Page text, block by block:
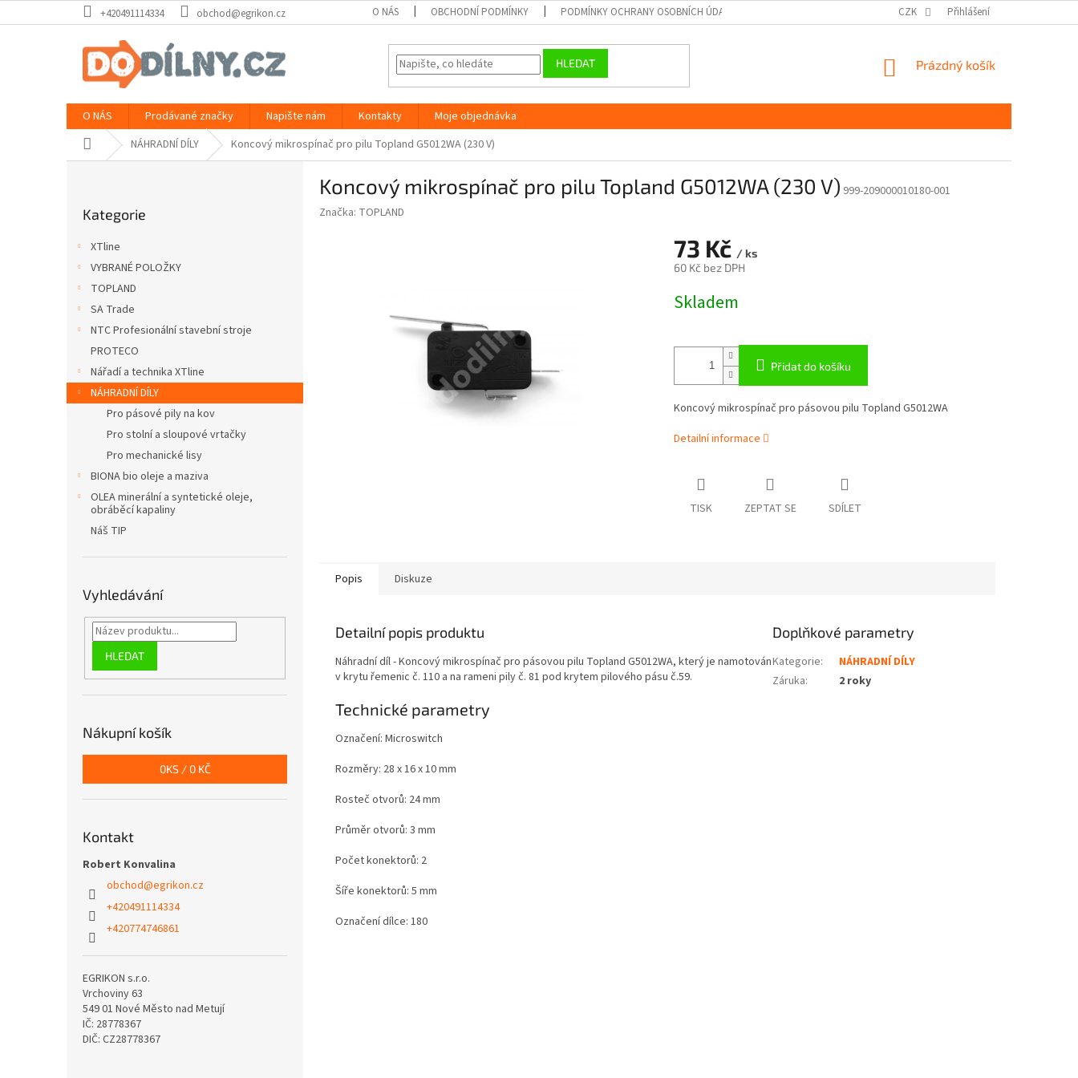
na
+420491114334 obchod@egrikon.cz O NÁS OBCHODNÍ PODMÍNKY PODMÍNKY OCHRANY OSOBNÍCH ÚDAJŮ GDPR CZK Přihlášení
HLEDAT
NÁKUPNÍ
Prázdný košík
O NÁS Prodávané značky Napište nám Kontakty
Moje objednávka
Domů NÁHRADNÍ DÍLY Koncový mikrospínač pro pilu Topland G5012WA (230 V)
e
l
kategorie
Kategorie
XTline
VYBRANÉ POLOŽKY
TOPLAND
SA Trade
NTC Profesionální stavební stroje
PROTECO
Nářadí a technika XTline
NÁHRADNÍ DÍLY
Pro pásové pily na kov
Pro stolní a sloupové vrtačky
Pro mechanické lisy
BIONA bio oleje a maziva
OLEA minerální a syntetické oleje,
obráběcí kapaliny
Náš TIP
Vyhledávání
HLEDAT
Nákupní košík
0KS / 0 KČ
Kontakt
Robert Konvalina
obchod@egrikon.cz
+420491114334
+420774746861
EGRIKON s.r.o.
Vrchoviny 63
549 01 Nové Město nad Metují
IČ: 28778367
DIČ: CZ28778367
Koncový mikrospínač pro pilu Topland G5012WA (230 V) 999-209000010180-001
Značka: TOPLAND
73 Kč / ks
60 Kč bez DPH
cena:
Skladem
Přidat do košíku
Koncový mikrospínač pro pásovou pilu Topland G5012WA
Detailní informace
TISK ZEPTAT SE SDÍLET
Popis Diskuze
Detailní popis produktu
Náhradní díl - Koncový mikrospínač pro pásovou pilu Topland G5012WA, který je namotován
v krytu řemenic č. 110 a na rameni pily č. 81 pod krytem pilového pásu č.59.
Technické parametry
Označení: Microswitch
Rozměry: 28 x 16 x 10 mm
Rosteč otvorů: 24 mm
Průměr otvorů: 3 mm
Počet konektorů: 2
Šíře konektorů: 5 mm
Označení dílce: 180
Doplňkové parametry
Kategorie:
NÁHRADNÍ DÍLY
Záruka: 2 roky